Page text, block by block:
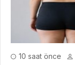
10 saat önce